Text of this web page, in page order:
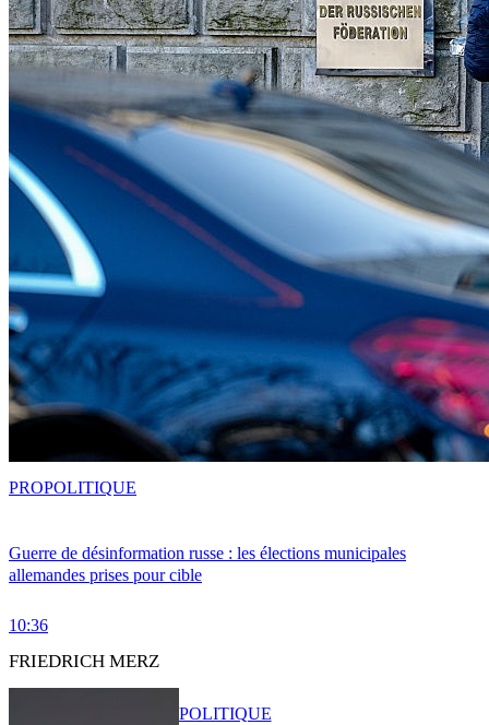
Guerre de désinformation russe : les élections municipales
allemandes prises pour cible
10:36
PROPOLITIQUE
FRIEDRICH MERZ
POLITIQUE